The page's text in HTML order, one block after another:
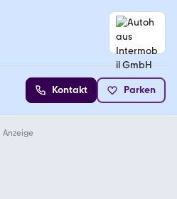
Kontakt Parken